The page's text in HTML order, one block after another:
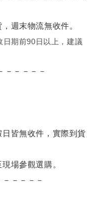
週末物流無收件。
日期前90日以上，建議
－－－－－
皆無收件，實際到貨
場參觀選購。
－－－－